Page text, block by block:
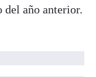
del año anterior.